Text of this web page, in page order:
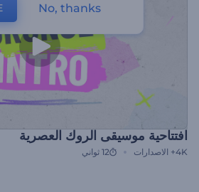
افتتاحية موسيقى الروك العصرية
4K+ الاصدارات 12 ثواني
No, thanks